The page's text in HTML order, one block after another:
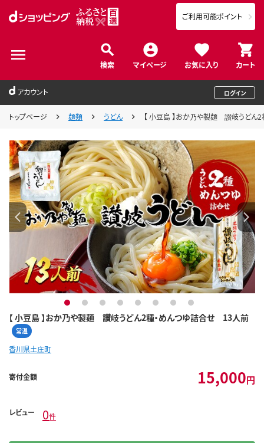
検索 マイページ お気に入り カート
ご利用可能ポイント
アカウント ログイン
トップページ 麺類 うどん 【 小豆島 】おか乃や製麺 讃岐うど
【 小豆島 】おか乃や製麺 讃岐うどん2種・めんつゆ詰合せ 13人前
常温
1 2 3 4 5 6 7 8
香川県土庄町
寄付金額 15,000円
レビュー 0件